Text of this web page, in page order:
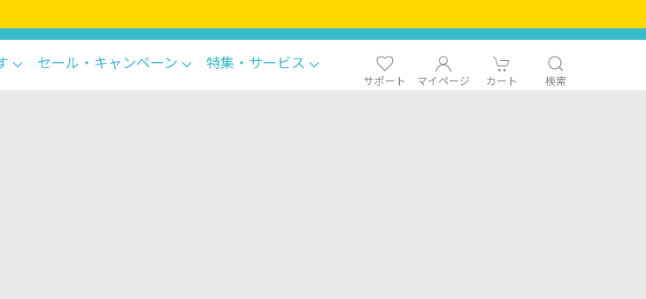
サポート マイページ カート 検索
セール・キャンペーン 特集・サービス